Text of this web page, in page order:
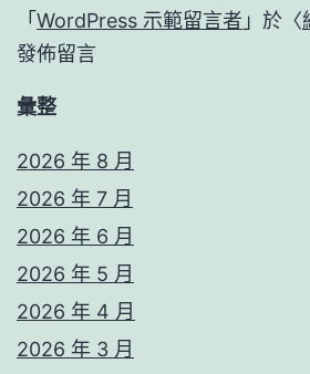
「 WordPress 示範留言者 」於〈
發佈留言
彙整
2026 年 8 月
2026 年 7 月
2026 年 6 月
2026 年 5 月
2026 年 4 月
2026 年 3 月